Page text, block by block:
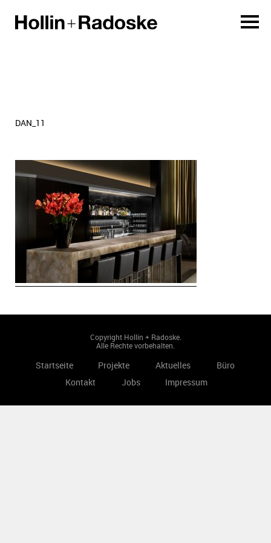
DAN_11
Copyright Hollin + Radoske.
Alle Rechte vorbehalten.
Startseite Projekte Aktuelles
Büro
Kontakt
Jobs Impressum